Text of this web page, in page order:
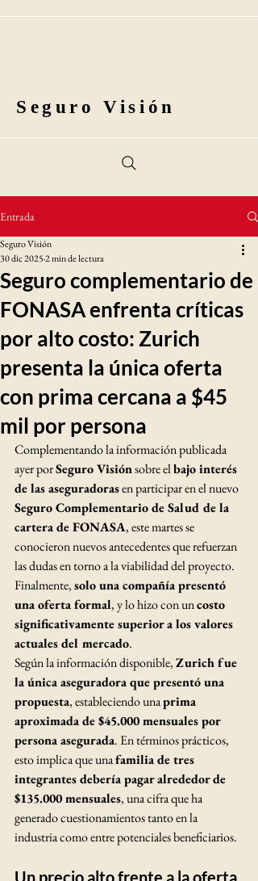
Seguro Visión
Entrada
Seguro complementario de
FONASA enfrenta críticas
por alto costo: Zurich
presenta la única oferta
con prima cercana a $45
mil por persona
Seguro Visión
30 dic 20252 min de lectura
Complementando la información publicada
ayer por Seguro Visión sobre el bajo interés
de las aseguradoras en participar en el nuevo
Seguro Complementario de Salud de la
cartera de FONASA, este martes se
conocieron nuevos antecedentes que refuerzan
las dudas en torno a la viabilidad del proyecto.
Finalmente, solo una compañía presentó
una oferta formal, y lo hizo con un costo
significativamente superior a los valores
actuales del mercado.
Según la información disponible, Zurich fue
la única aseguradora que presentó una
propuesta, estableciendo una prima
aproximada de $45.000 mensuales por
persona asegurada. En términos prácticos,
esto implica que una familia de tres
integrantes debería pagar alrededor de
$135.000 mensuales, una cifra que ha
generado cuestionamientos tanto en la
industria como entre potenciales beneficiarios.
Un precio alto frente a la oferta